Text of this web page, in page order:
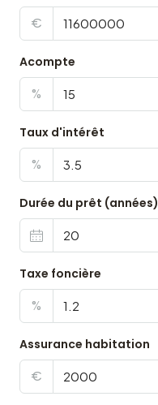
€
Acompte
%
Taux d'intérêt
%
Durée du prêt (années)
Taxe foncière
%
Assurance habitation
€